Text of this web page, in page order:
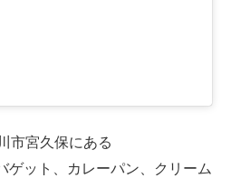
市宮久保にある
ゲット、カレーパン、クリーム